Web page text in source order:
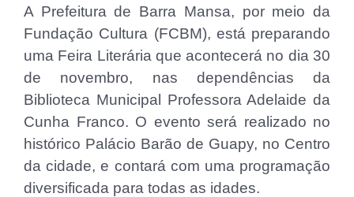
A Prefeitura de Barra Mansa, por meio da
Fundação Cultura (FCBM), está preparando
uma Feira Literária que acontecerá no dia 30
de novembro, nas dependências da
Biblioteca Municipal Professora Adelaide da
Cunha Franco. O evento será realizado no
histórico Palácio Barão de Guapy, no Centro
da cidade, e contará com uma programação
diversificada para todas as idades.